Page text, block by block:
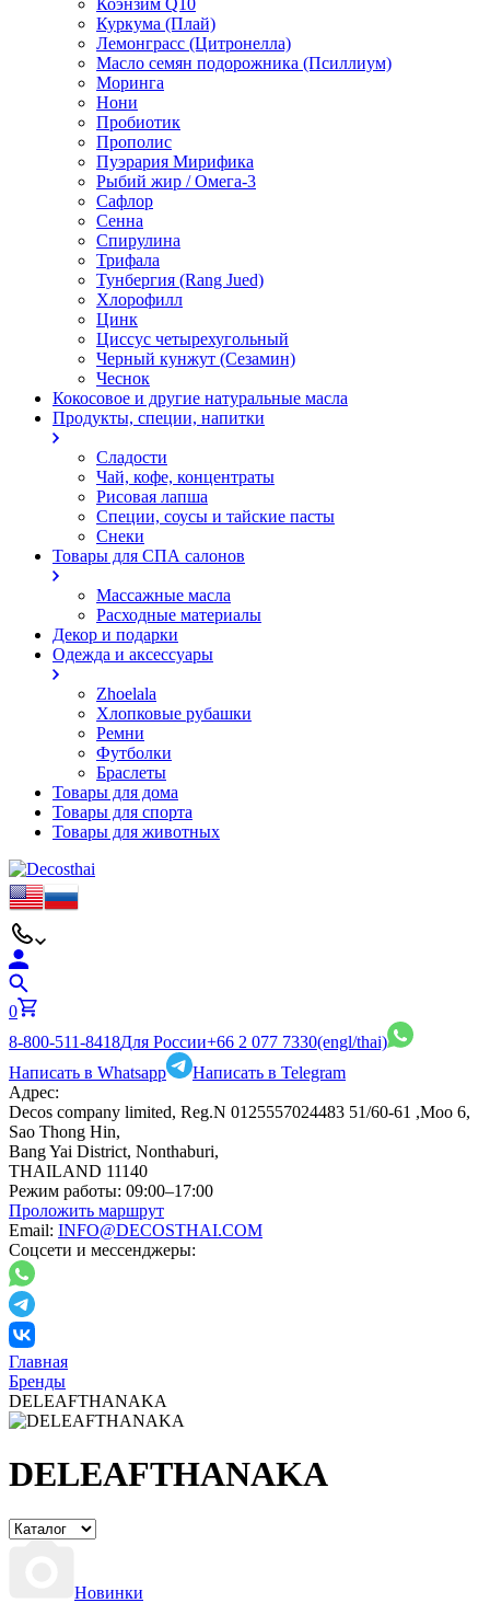
Коэнзим Q10
Куркума (Плай)
Лемонграсс (Цитронелла)
Масло семян подорожника (Псиллиум)
Моринга
Нони
Пробиотик
Прополис
Пуэрария Мирифика
Рыбий жир / Омега-3
Сафлор
Сенна
Спирулина
Трифала
Тунбергия (Rang Jued)
Хлорофилл
Цинк
Циссус четырехугольный
Черный кунжут (Сезамин)
Чеснок
Кокосовое и другие натуральные масла
Продукты, специи, напитки
Сладости
Чай, кофе, концентраты
Рисовая лапша
Специи, соусы и тайские пасты
Снеки
Товары для СПА салонов
Массажные масла
Расходные материалы
Декор и подарки
Одежда и аксессуары
Zhoelala
Хлопковые рубашки
Ремни
Футболки
Браслеты
Товары для дома
Товары для спорта
Товары для животных
0
8-800-511-8418Для России+66 2 077 7330(engl/thai)
Написать в Whatsapp
Написать в Telegram
Адрес:
Decos company limited, Reg.N 0125557024483 51/60-61 ,Moo 6,
Sao Thong Hin,
Bang Yai District, Nonthaburi,
THAILAND 11140
Режим работы: 09:00–17:00
Проложить маршрут
Email: INFO@DECOSTHAI.COM
Соцсети и мессенджеры:
Главная
Бренды
DELEAFTHANAKA
DELEAFTHANAKA
Новинки